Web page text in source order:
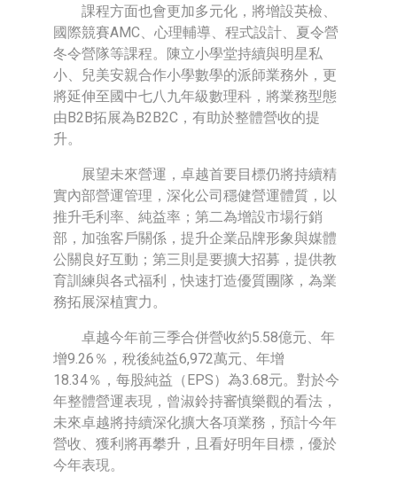
課程方面也會更加多元化，將增設英檢、
國際競賽AMC、心理輔導、程式設計、夏令營
冬令營隊等課程。陳立小學堂持續與明星私
小、兒美安親合作小學數學的派師業務外，更
將延伸至國中七八九年級數理科，將業務型態
由B2B拓展為B2B2C，有助於整體營收的提
升。
展望未來營運，卓越首要目標仍將持續精
實內部營運管理，深化公司穩健營運體質，以
推升毛利率、純益率；第二為增設市場行銷
部，加強客戶關係，提升企業品牌形象與媒體
公關良好互動；第三則是要擴大招募，提供教
育訓練與各式福利，快速打造優質團隊，為業
務拓展深植實力。
卓越今年前三季合併營收約5.58億元、年
增9.26％，稅後純益6,972萬元、年增
18.34％，每股純益（EPS）為3.68元。對於今
年整體營運表現，曾淑鈴持審慎樂觀的看法，
未來卓越將持續深化擴大各項業務，預計今年
營收、獲利將再攀升，且看好明年目標，優於
今年表現。